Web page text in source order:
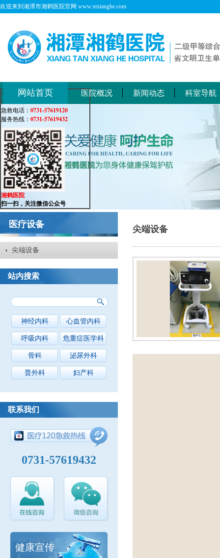
欢迎来到湘潭市湘鹤医院官网 www.xtxianghe.com
网站首页 医院概况 新闻动态 科室导航
医疗设备
尖端设备
站内搜索
神经内科 心血管内科
呼吸内科 危重症医学科
骨科 泌尿外科
普外科 妇产科
联系我们
0731-57619432
健康宣传
尖端设备
在线客服
在线咨询：
急救电话： 0731-57619120
服务热线： 0731-57619432
湘鹤医院
扫一扫，关注微信公众号